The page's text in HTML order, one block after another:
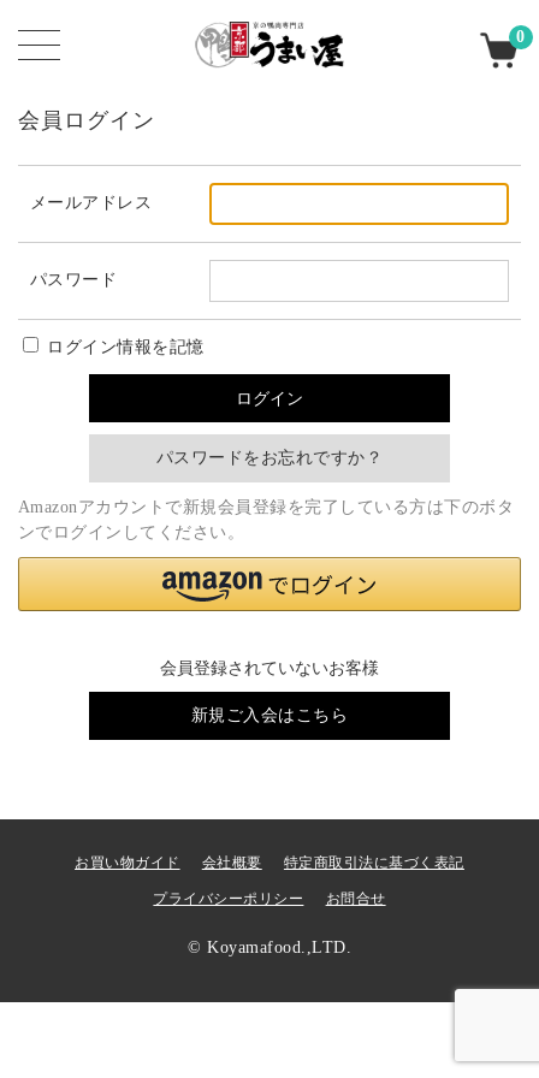
0
会員ログイン
メールアドレス
パスワード
ログイン情報を記憶
パスワードをお忘れですか？
Amazonアカウントで新規会員登録を完了している方は下のボタ
ンでログインしてください。
会員登録されていないお客様
新規ご入会はこちら
お買い物ガイド 会社概要 特定商取引法に基づく表記
プライバシーポリシー お問合せ
© Koyamafood.,LTD.